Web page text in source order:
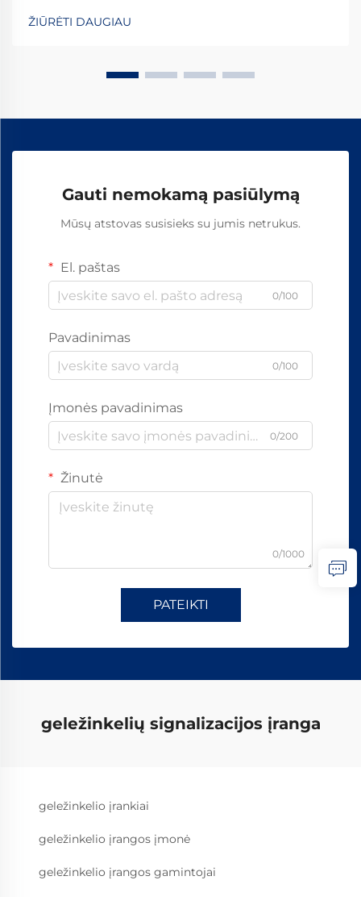
pasaulyje esančiuose geležinkelių sistemose. Jie
užtikrina, kad bėgiai būtų tinkamai pritvirtinti, kad
ŽIŪRĖTI DAUGIAU
Gauti nemokamą pasiūlymą
Mūsų atstovas susisieks su jumis netrukus.
El. paštas
0/100
Pavadinimas
0/100
Įmonės pavadinimas
0/200
Žinutė
0/1000
PATEIKTI
geležinkelių signalizacijos įranga
geležinkelio įrankiai
geležinkelio įrangos įmonė
geležinkelio įrangos gamintojai